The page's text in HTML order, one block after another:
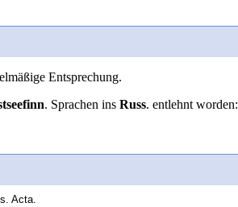
Entsprechung.
. Sprachen ins Russ. entlehnt worden:
Acta.